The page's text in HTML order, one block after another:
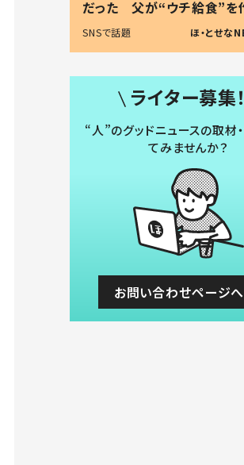
だった 父が“ウチ給食”を
る理由とは #令和の親 #令
SNSで話題 ほ・とせな
ライター募集！
“人”のグッドニュースの取材
てみませんか？
お問い合わせページへ